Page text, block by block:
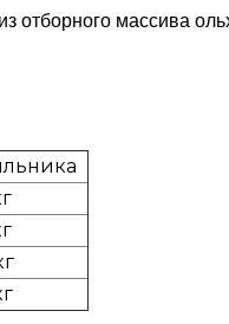
отборного массива